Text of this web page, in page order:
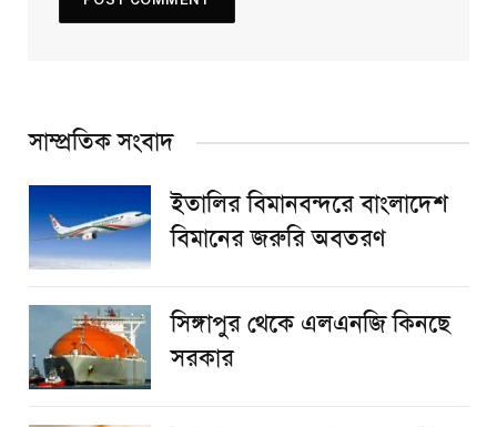
সাম্প্রতিক সংবাদ
ইতালির বিমানবন্দরে বাংলাদেশ
বিমানের জরুরি অবতরণ
সিঙ্গাপুর থেকে এলএনজি কিনছে
সরকার